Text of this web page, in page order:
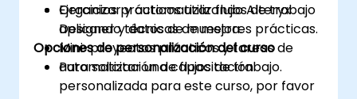
Organizar y automatizar flujos de trabajo
aplicando técnicas de mejores prácticas.
Ejercicios prácticos utilizando Alteryx
Designer y datos de muestra.
Mini-proyectos prácticos y tareas de
automatización de flujos de trabajo.
Opciones de personalización del curso
Para solicitar una capacitación
personalizada para este curso, por favor